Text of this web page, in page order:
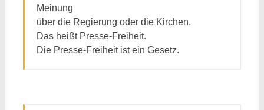
Meinung
über die Regierung oder die Kirchen.
Das heißt Presse-Freiheit.
Die Presse-Freiheit ist ein Gesetz.